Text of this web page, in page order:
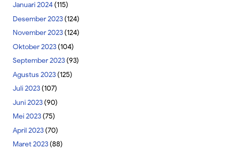
Januari 2024(115)
Desember 2023(124)
November 2023(124)
Oktober 2023(104)
September 2023(93)
Agustus 2023(125)
Juli 2023(107)
Juni 2023(90)
Mei 2023(75)
April 2023(70)
Maret 2023(88)